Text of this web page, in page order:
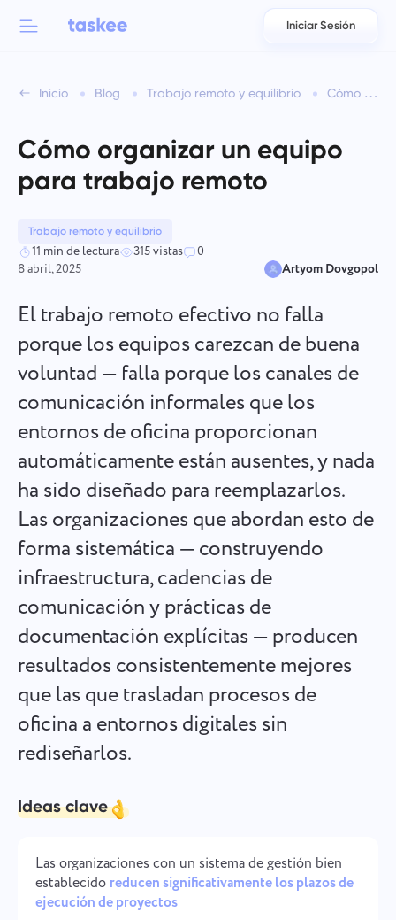
العربية
Azərbaycan
日本語
Bahasa Indonesia
Deutsch
English
Español
Français
עברית
हिन्दी
Italiano
中文 (中国)
Kiswahili
Português
ไทย
Türkçe
Iniciar Sesión
Inicio Blog Trabajo remoto y equilibrio Cómo organizar un equipo para trabajo remoto
Cómo organizar un equipo
para trabajo remoto
Trabajo remoto y equilibrio
11 min de lectura 315 vistas
0
8 abril, 2025
Artyom Dovgopol
El trabajo remoto efectivo no falla
porque los equipos carezcan de buena
voluntad — falla porque los canales de
comunicación informales que los
entornos de oficina proporcionan
automáticamente están ausentes, y nada
ha sido diseñado para reemplazarlos.
Las organizaciones que abordan esto de
forma sistemática — construyendo
infraestructura, cadencias de
comunicación y prácticas de
documentación explícitas — producen
resultados consistentemente mejores
que las que trasladan procesos de
oficina a entornos digitales sin
rediseñarlos.
Ideas clave
Las organizaciones con un sistema de gestión bien
establecido reducen significativamente los plazos de
ejecución de proyectos
Funciones de Taskee
Conozca sobre 7 más características inspiradoras
Rastrear el tiempo de las tareas, supervisar a los compañeros
y agregar tiempo manualmente.
Cree una tarea, trabaje con compañeros y ciérrela cuando
esté completa
Informes
Distribuya recursos usando informes sobre el tiempo
dedicado a cada proyecto
Tablero Kanban
Gestione las tareas en el tablero Kanban, filtre tareas y
amplíe su tablero.
Gestión de proyectos
Administre la información del proyecto (estados/etiquetas)
y la actividad del equipo en un solo lugar.
Gestión de la empresa
optimizar el trabajo en equipo.
Para equipos
Industrias
Tipo de empresa